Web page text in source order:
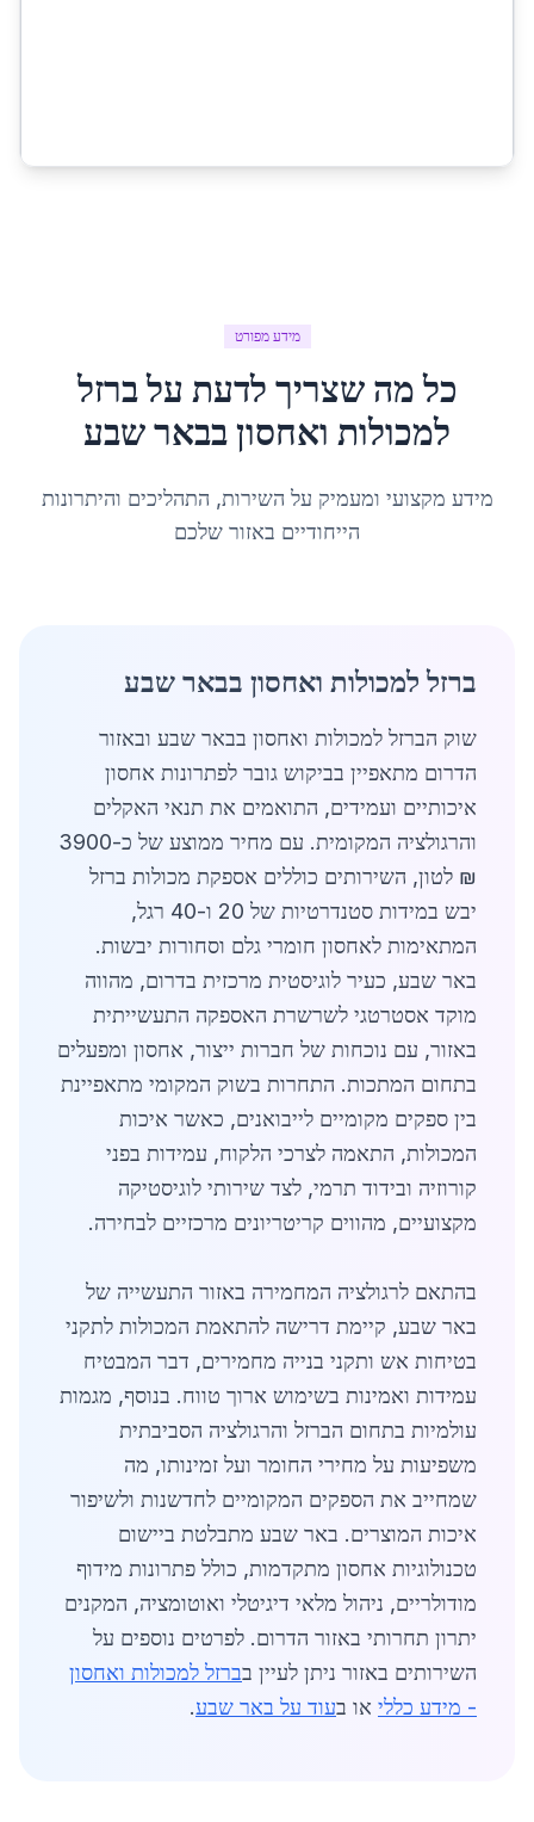
מידע מפורט
כל מה שצריך לדעת עלברזל
למכולות ואחסוןבבאר שבע
מידע מקצועי ומעמיק על השירות, התהליכים והיתרונות
הייחודיים באזור שלכם
ברזל למכולות ואחסון בבאר שבע
שוק הברזל למכולות ואחסון בבאר שבע ובאזור
הדרום מתאפיין בביקוש גובר לפתרונות אחסון
איכותיים ועמידים, התואמים את תנאי האקלים
והרגולציה המקומית. עם מחיר ממוצע של כ-3900
₪ לטון, השירותים כוללים אספקת מכולות ברזל
יבש במידות סטנדרטיות של 20 ו-40 רגל,
המתאימות לאחסון חומרי גלם וסחורות יבשות.
באר שבע, כעיר לוגיסטית מרכזית בדרום, מהווה
מוקד אסטרטגי לשרשרת האספקה התעשייתית
באזור, עם נוכחות של חברות ייצור, אחסון ומפעלים
בתחום המתכות. התחרות בשוק המקומי מתאפיינת
בין ספקים מקומיים לייבואנים, כאשר איכות
המכולות, התאמה לצרכי הלקוח, עמידות בפני
קורוזיה ובידוד תרמי, לצד שירותי לוגיסטיקה
מקצועיים, מהווים קריטריונים מרכזיים לבחירה.
בהתאם לרגולציה המחמירה באזור התעשייה של
באר שבע, קיימת דרישה להתאמת המכולות לתקני
בטיחות אש ותקני בנייה מחמירים, דבר המבטיח
עמידות ואמינות בשימוש ארוך טווח. בנוסף, מגמות
עולמיות בתחום הברזל והרגולציה הסביבתית
משפיעות על מחירי החומר ועל זמינותו, מה
שמחייב את הספקים המקומיים לחדשנות ולשיפור
איכות המוצרים. באר שבע מתבלטת ביישום
טכנולוגיות אחסון מתקדמות, כולל פתרונות מידוף
מודולריים, ניהול מלאי דיגיטלי ואוטומציה, המקנים
יתרון תחרותי באזור הדרום. לפרטים נוספים על
השירותים באזור ניתן לעיין בברזל למכולות ואחסון
- מידע כללי או בעוד על באר שבע.